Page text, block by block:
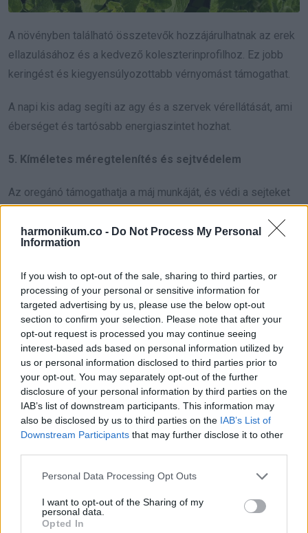
harmonikum.co - Do Not Process My Personal
Information
If you wish to opt-out of the sale, sharing to third parties, or
processing of your personal or sensitive information for
targeted advertising by us, please use the below opt-out
section to confirm your selection. Please note that after your
opt-out request is processed you may continue seeing
interest-based ads based on personal information utilized by
us or personal information disclosed to third parties prior to
your opt-out. You may separately opt-out of the further
disclosure of your personal information by third parties on the
IAB’s list of downstream participants. This information may
also be disclosed by us to third parties on the IAB’s List of
Downstream Participants that may further disclose it to other
Please note that this website/app uses one or more Google
not limited to your visit or usage behaviour. You may click to
grant or deny consent to Google and its third-party tags to
use your data for below specified purposes in below Google
Personal Data Processing Opt Outs
I want to opt-out of the Sharing of my
personal data.
Opted In
A növényben található összetevők hozzájárulhatnak az erek
ellazulásához és a kedvező koleszterinprofilhoz. Ez jobb
keringést és kiegyensúlyozottabb vérnyomást támogathat.
A napi kis adag segíti az agy és a szervek vérellátását, ami
éberséget és tartósabb energiaszintet hozhat.
5. Kíméletes méregtelenítés és sejtvédelem
Az oregánó támogathatja a máj munkáját, és védi a sejteket
Sokan könnyebbnek érzik magukat, jobban alszanak, és
Hogyan használd
Elég naponta egy friss oregánólevél. Rágd el magában,
keverd levesbe vagy szórd meleg ételekre. Készíthetsz
belőle teát is.
A rendszeresség a legfontosabb, a hatások fokozatosan
épülnek fel.
Záró gondolat
támasz lehet. Kíméletesen segíti a szívet, nyugtatja az
emésztést, és támogatja az immunrendszert.